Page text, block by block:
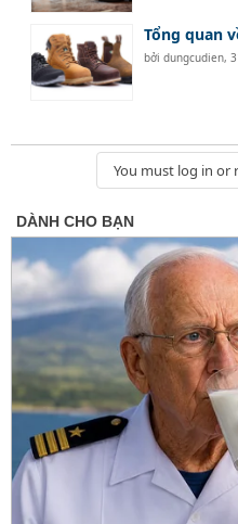
Tổng quan
bởidungcudien,
You must log in or